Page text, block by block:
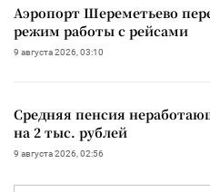
Аэропорт Шереметьево
режим работы с рейсами
9 августа 2026, 03:10
Средняя пенсия
на 2 тыс. рублей
9 августа 2026, 02:56